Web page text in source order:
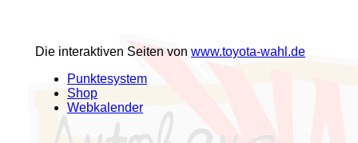
Die interaktiven Seiten von www.toyota-wahl.de
Punktesystem
Shop
Webkalender